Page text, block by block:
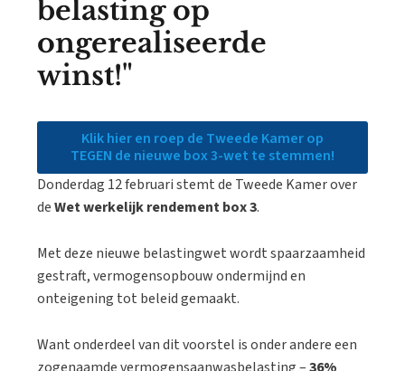
belasting op
ongerealiseerde
winst!"
Klik hier en roep de Tweede Kamer op
TEGEN de nieuwe box 3-wet te stemmen!
Donderdag 12 februari stemt de Tweede Kamer over
deWet werkelijk rendement box 3.
Met deze nieuwe belastingwet wordt spaarzaamheid
gestraft, vermogensopbouw ondermijnd en
onteigening tot beleid gemaakt.
Want onderdeel van dit voorstel is onder andere een